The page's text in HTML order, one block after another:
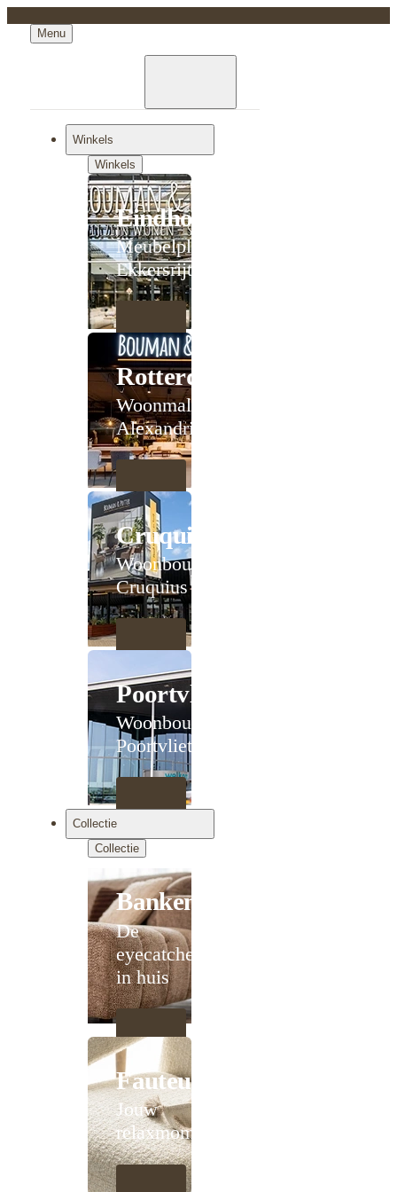
Menu
Winkels
Winkels
Eindhoven
Meubelplein
Ekkersrijt
Rotterdam
Woonmall
Alexandrium
Cruquius
Woonboulevard
Cruquius
Poortvliet
Woonboulevard
Poortvliet XXL
Collectie
Collectie
Banken
De
eyecatcher
in huis
Fauteuils
Jouw
relaxmoment